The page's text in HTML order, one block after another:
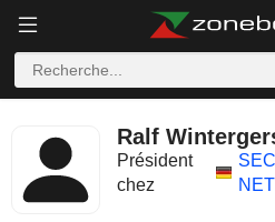
Ralf
Président
chez